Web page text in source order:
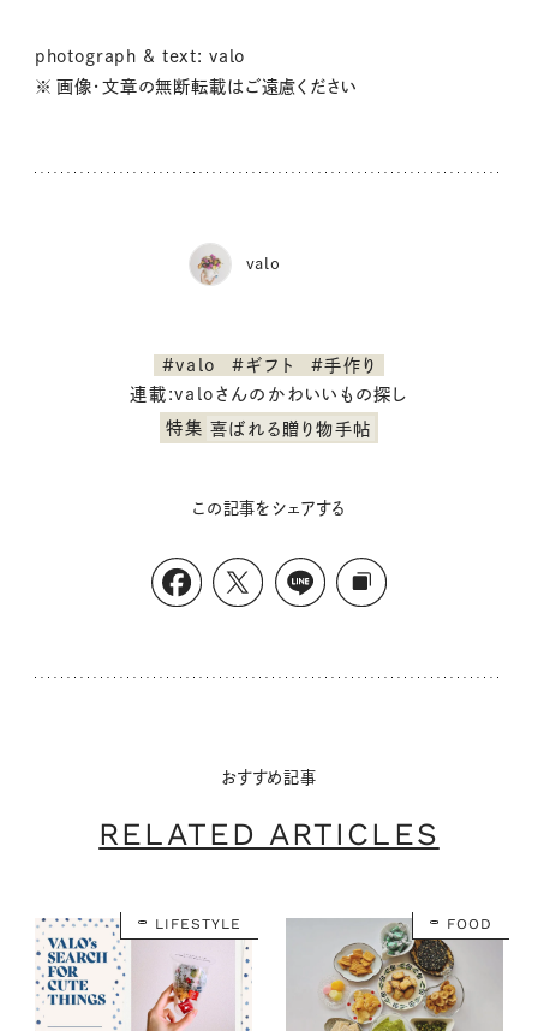
photograph & text: valo
※ 画像・文章の無断転載はご遠慮ください
valo
#valo #ギフト
#手作り
連載:valoさんのかわいいもの探し
特集 喜ばれる贈り物手帖
この記事をシェアする
おすすめ記事
RELATED ARTICLES
LIFESTYLE FOOD